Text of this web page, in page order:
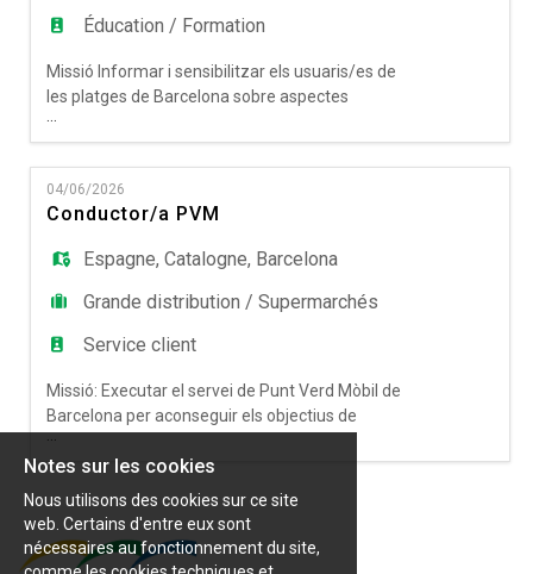
Éducation / Formation
Missió Informar i sensibilitzar els usuaris/es de
les platges de Barcelona sobre aspectes
ambientals, de civisme i convivència. Així com
recopilar dades demogràfiques, estadístiques i
d'usos dels serveis de platges necessàries per a
conèixer i millorar els usos i funcionament de les
platges. Activitats principals: Realitzar rondes
04/06/2026
Conductor/a PVM
Espagne,Catalogne, Barcelona
Grande distribution / Supermarchés
Service client
Missió: Executar el servei de Punt Verd Mòbil de
Barcelona per aconseguir els objectius de
recollida de residus seguint les directrius
donades per l'empresa. Activitats: •Conduir
vehicles. •Mantenir l'ordre i la neteja. •Atendre les
persones usuàries. •Segregar residus. •Realitzar
el manteniment del vehicle •Substituir els
empleats en les p
...
Notes sur les cookies
Nous utilisons des cookies sur ce site
web. Certains d'entre eux sont
nécessaires au fonctionnement du site,